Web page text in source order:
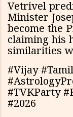
Vetrivel
Minister
become the
claiming his
similarities
#Vijay
#TVKParty
#2026